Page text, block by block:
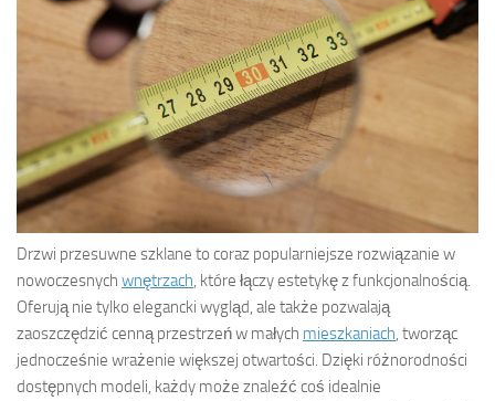
Drzwi przesuwne szklane to coraz popularniejsze rozwiązanie w
nowoczesnych wnętrzach, które łączy estetykę z funkcjonalnością.
Oferują nie tylko elegancki wygląd, ale także pozwalają
zaoszczędzić cenną przestrzeń w małych mieszkaniach, tworząc
jednocześnie wrażenie większej otwartości. Dzięki różnorodności
dostępnych modeli, każdy może znaleźć coś idealnie